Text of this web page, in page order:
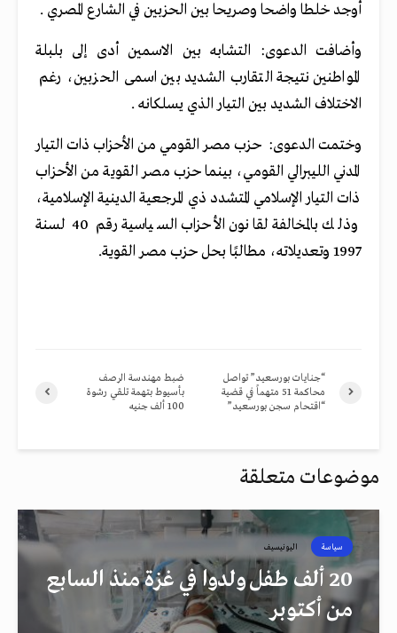
أوجد خلطا واضحا وصريحا بين الحزبين في الشارع المصري .
وأضافت الدعوى: التشابه بين الاسمين أدى إلى بلبلة
المواطنين نتيجة التقارب الشديد بين اسمى الحزبين، رغم
الاختلاف الشديد بين التيار الذي يسلكانه.
وختمت الدعوى: حزب مصر القومي من الأحزاب ذات التيار
المدني الليبرالي القومي، بينما حزب مصر القوية من الأحزاب
ذات التيار الإسلامي المتشدد ذي المرجعية الدينية الإسلامية،
وذلك بالمخالفة لقانون الأحزاب السياسية رقم 40 لسنة
1997 وتعديلاته، مطالبًا بحل حزب مصر القوية
.
ضبط مهندسة الرصف
بأسيوط بتهمة تلقي رشوة
100 ألف جنيه
“جنايات بورسعيد” تواصل
محاكمة 51 متهماً في قضية
“اقتحام سجن بورسعيد”
موضوعات متعلقة
سياسة اليونيسيف
20 ألف طفل ولدوا في غزة منذ السابع
من أكتوبر